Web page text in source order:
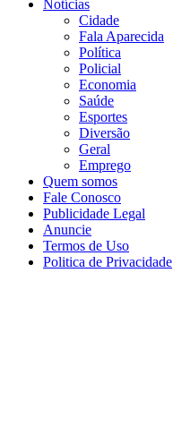
Notícias
Cidade
Fala Aparecida
Política
Policial
Economia
Saúde
Esportes
Diversão
Geral
Emprego
Quem somos
Fale Conosco
Publicidade Legal
Anuncie
Termos de Uso
Politica de Privacidade